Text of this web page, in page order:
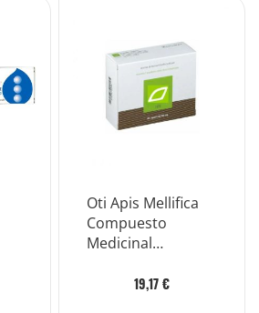
Oti Apis Mellifica
Compuesto
Medicinal
Cápsulas19,17 €